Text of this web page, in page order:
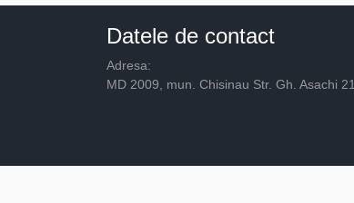
Datele de contact
Adresa:
MD 2009, mun. Chisinau Str. Gh. Asachi 21